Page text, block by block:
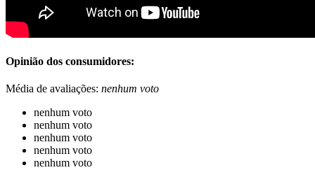
Opinião dos consumidores:
Média de avaliações: nenhum voto
nenhum voto
nenhum voto
nenhum voto
nenhum voto
nenhum voto